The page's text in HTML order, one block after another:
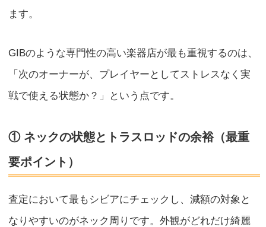
ます。
GIBのような専門性の高い楽器店が最も重視するのは、
「次のオーナーが、プレイヤーとしてストレスなく実
戦で使える状態か？」という点です。
① ネックの状態とトラスロッドの余裕（最重
要ポイント）
査定において最もシビアにチェックし、減額の対象と
なりやすいのがネック周りです。外観がどれだけ綺麗